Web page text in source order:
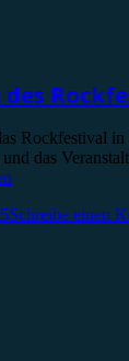
des
Rockfestival
das
Schreibe einen